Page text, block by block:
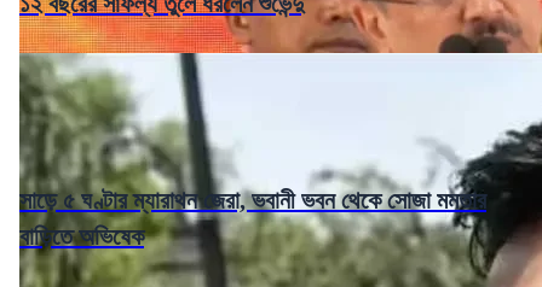
সাড়ে ৫ ঘণ্টার ম্যারাথন জেরা, ভবানী ভবন থেকে সোজা মমতার
বাড়িতে অভিষেক